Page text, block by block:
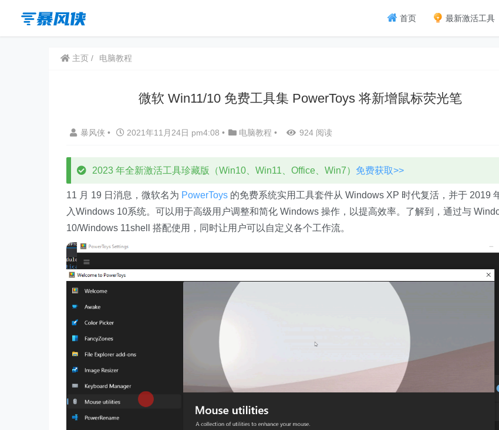
首页 最新激活工具
主页 电脑教程
微软 Win11/10 免费工具集 PowerToys 将新增鼠标荧光笔
暴风侠 • 2021年11月24日 pm4:08 • 电脑教程 • 924 阅读
2023 年全新激活工具珍藏版（Win10、Win11、Office、Win7） 免费获取>>
11 月 19 日消息，微软名为 PowerToys 的免费系统实用工具套件从 Windows XP 时代复活，并于 2019
入Windows 10系统。可以用于高级用户调整和简化 Windows 操作，以提高效率。了解到，通过与
10/Windows 11shell 搭配使用，同时让用户可以自定义各个工作流。